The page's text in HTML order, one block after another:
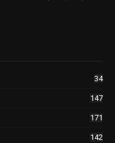
34
147
171
142